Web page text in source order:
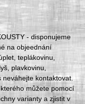
- disponujeme
na objeednání
teplákovinu,
plavkovinu,
kontaktovat.
můžete pomocí
varianty a zjistit v